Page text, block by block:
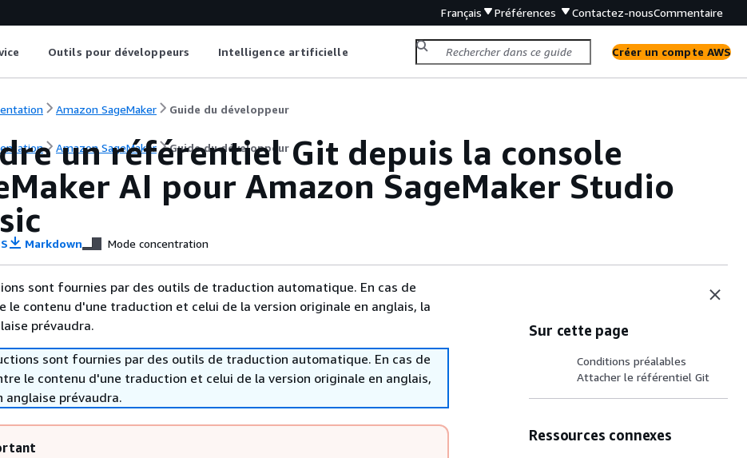
Français Préférences Contactez-nousCommentaire
Outils pour développeurs Intelligence artificielle Créer un compte AWS
Amazon SageMaker Guide du développeur
Amazon SageMaker Guide du développeur
un référentiel Git depuis la console
AI pour Amazon SageMaker Studio
Markdown Mode concentration
sont fournies par des outils de traduction automatique. En cas de
le contenu d'une traduction et celui de la version originale en anglais, la
prévaudra.
sont fournies par des outils de traduction automatique. En cas de
le contenu d'une traduction et celui de la version originale en anglais,
anglaise prévaudra.
Sur cette page
Conditions préalables
Attacher le référentiel Git
Ressources connexes